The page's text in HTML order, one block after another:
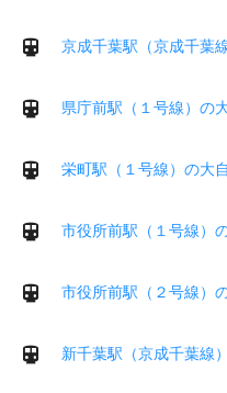
京成千葉駅（京成千葉
県庁前駅（１号線）の
栄町駅（１号線）の大
市役所前駅（１号線）
市役所前駅（２号線）
新千葉駅（京成千葉線